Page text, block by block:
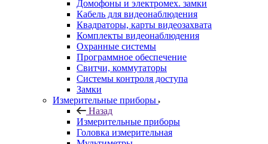
Домофоны и электромех. замки
Кабель для видеонаблюдения
Квадраторы, карты видеозахвата
Комплекты видеонаблюдения
Охранные системы
Программное обеспечение
Свитчи, коммутаторы
Системы контроля доступа
Замки
Измерительные приборы
Назад
Измерительные приборы
Головка измерительная